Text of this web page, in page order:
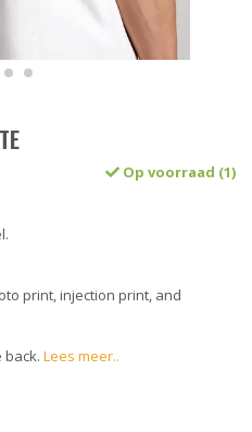
Op voorraad (1)
print, injection print, and
Lees meer..